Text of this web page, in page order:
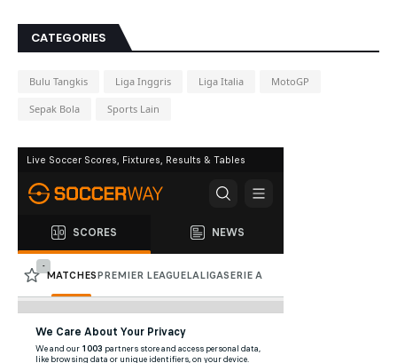
CATEGORIES
Bulu Tangkis Liga Inggris Liga Italia MotoGP
Sepak Bola Sports Lain